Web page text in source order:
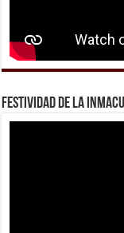
Festividad de la